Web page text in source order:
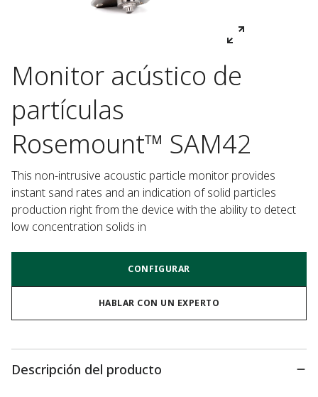
Monitor acústico de
partículas
Rosemount™ SAM42
This non-intrusive acoustic particle monitor provides
instant sand rates and an indication of solid particles
production right from the device with the ability to detect
low concentration solids in
CONFIGURAR
HABLAR CON UN EXPERTO
Descripción del producto